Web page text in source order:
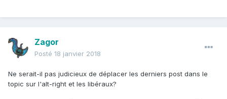
Zagor
Posté 18 janvier 2018
Ne serait-il pas judicieux de déplacer les derniers post dans le
topic sur l'alt-right et les libéraux?